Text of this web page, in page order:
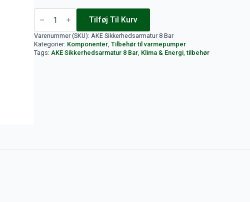
AKE
Sikkerhedsarmatur
Bar
antal
Tilføj Til Kurv
Varenummer (SKU): AKE Sikkerhedsarmatur 8 Bar
Kategorier: Komponenter, Tilbehør til varmepumper
Tags: AKE Sikkerhedsarmatur 8 Bar, Klima & Energi,tilbehør